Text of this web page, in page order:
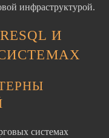
инфраструктурой.
И
системах